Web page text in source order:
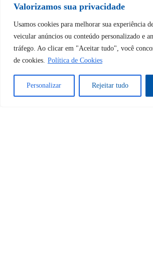
Valorizamos sua privacidade
Usamos cookies para melhorar sua experiência
veicular anúncios ou conteúdo personalizado e
tráfego. Ao clicar em "Aceitar tudo", você
de cookies. Política de Cookies
Personalizar Rejeitar tudo
desbloquear esta
Desbloquear esquerda : 0
Sim